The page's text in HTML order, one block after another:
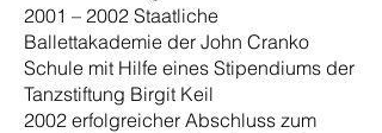
2001 – 2002 Staatliche
Ballettakademie der John Cranko
Schule mit Hilfe eines Stipendiums der
Tanzstiftung Birgit Keil
2002 erfolgreicher Abschluss zum